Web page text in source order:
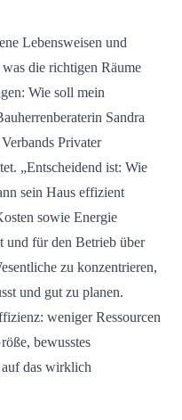
Lebensweisen und
die richtigen Räume
Wie soll mein
Sandra
Privater
„Entscheidend ist: Wie
sein Haus effizient
sowie Energie
und für den Betrieb über
zu konzentrieren,
und gut zu planen.
weniger Ressourcen
bewusstes
das wirklich